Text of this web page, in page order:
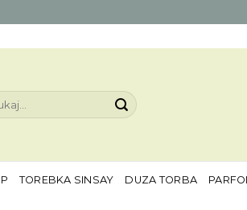
TOREBKA SINSAY DUZA TORBA